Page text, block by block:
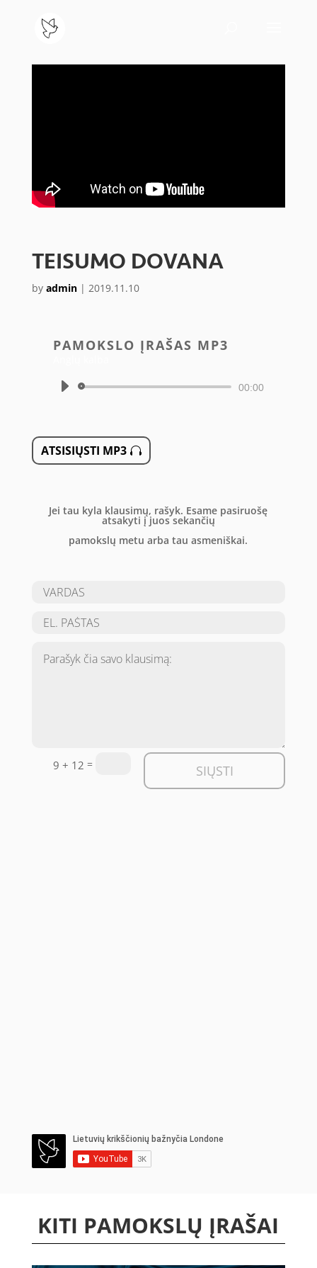
TEISUMO DOVANA
by admin| 2019.11.10
PAMOKSLO ĮRAŠAS MP3
Audio
00:00
ATSISIŲSTI MP3
Jei tau kyla klausimų, rašyk. Esame pasiruošę
atsakyti į juos sekančių
pamokslų metu arba tau asmeniškai.
9 + 12 = SIŲSTI
KITI PAMOKSLŲ ĮRAŠAI